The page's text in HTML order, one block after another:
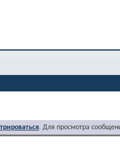
. Для просмотра